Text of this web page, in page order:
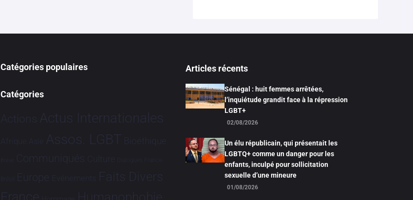
Catégories populaires
Catégories
Actions Actus Internationales
Afrique Asie Assos. LGBT Bioéthique
Brève Communiqués Culture Dialogues France-
Brésil Europe Evénements Faits Divers
Humanophobie
Articles récents
Sénégal : huit femmes arrêtées,
l’inquiétude grandit face à la répression
LGBT+
02/08/2026
Un élu républicain, qui présentait les
LGBTQ+ comme un danger pour les
enfants, inculpé pour sollicitation
sexuelle d’une mineure
01/08/2026